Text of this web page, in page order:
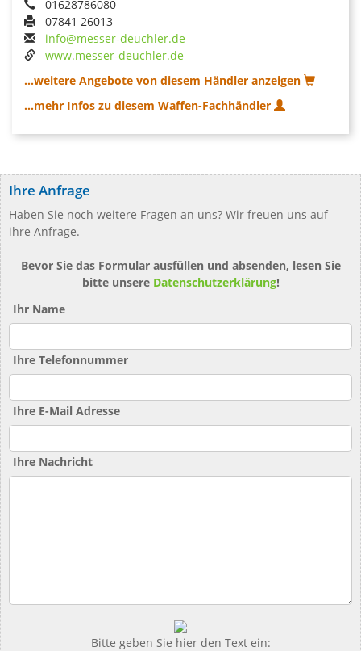
01628786080
07841 26013
info@messer-deuchler.de
www.messer-deuchler.de
...weitere Angebote von diesem Händler anzeigen
...mehr Infos zu diesem Waffen-Fachhändler
Ihre Anfrage
Haben Sie noch weitere Fragen an uns? Wir freuen uns auf
ihre Anfrage.
Bevor Sie das Formular ausfüllen und absenden, lesen Sie
bitte unsere Datenschutzerklärung!
Ihr Name
Ihre Telefonnummer
Ihre E-Mail Adresse
Ihre Nachricht
Bitte geben Sie hier den Text ein: